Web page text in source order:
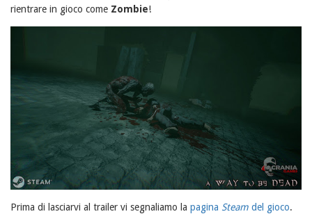
rientrare in gioco come Zombie!
Prima di lasciarvi al trailer vi segnaliamo la pagina Steam del gioco.